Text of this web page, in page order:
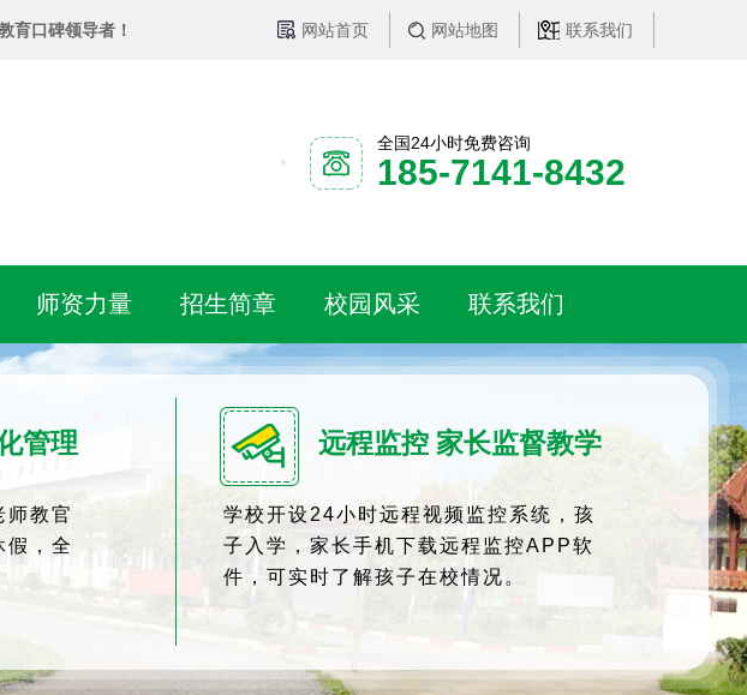
育口碑领导者！ 网站首页 网站地图 联系我们
全国24小时免费咨询
185-7141-8432
师资力量 招生简章 校园风采 联系我们
管理
师教官
假，全
远程监控 家长监督教学
学校开设24小时远程视频监控系统，孩
子入学，家长手机下载远程监控APP软
件，可实时了解孩子在校情况。